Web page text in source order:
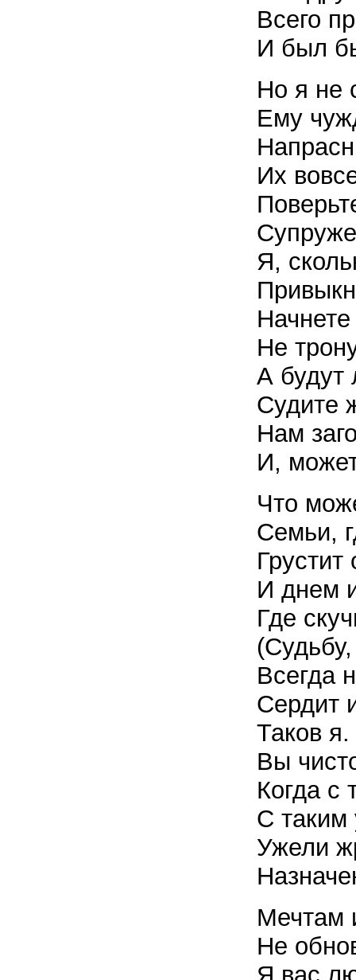
Всего
И был
Но я не
Ему
Их
Я,
Не
А будут
Судите
Нам
И,
Что
Семьи,
И днем
Где
Всегда
Сердит
Таков
Вы
Когда с
С таким
Ужели
Мечтам
Не